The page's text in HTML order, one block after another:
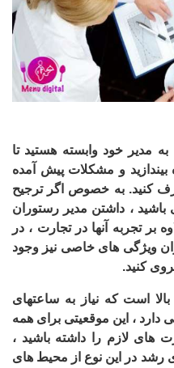
مدیر خود وابسته هستید تا
و مشکلات پیش آمده
کنید. به خصوص اگر ترجیح
، داشتن مدیر رستوران
بر تجربه آنها در تجارت ، در
ویژگی های خاصی نیز وجود
کنید.
است که نیاز به ساعتهای
دارد ، این موقعیتی برای همه
های لازم را داشته باشید ،
در این نوع از محیط های